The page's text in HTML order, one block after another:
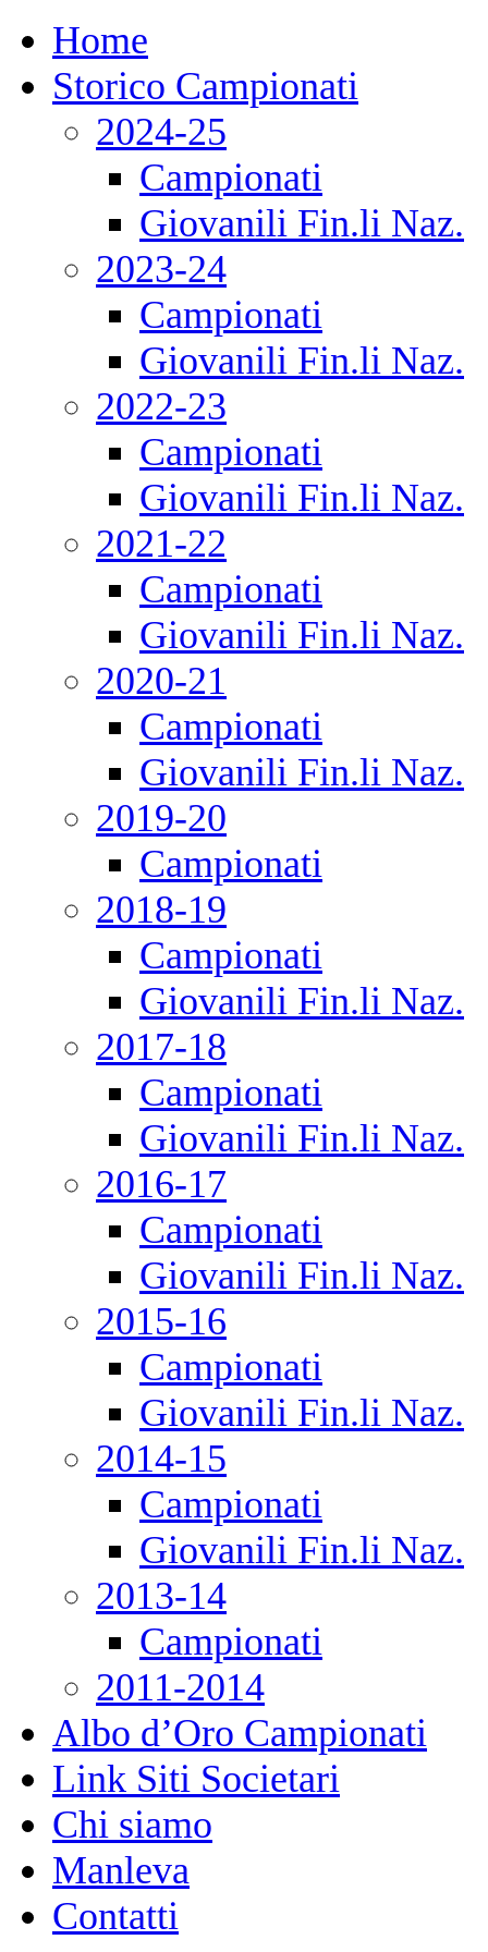
Home
Storico Campionati
2024-25
Campionati
Giovanili Fin.li Naz.
2023-24
Campionati
Giovanili Fin.li Naz.
2022-23
Campionati
Giovanili Fin.li Naz.
2021-22
Campionati
Giovanili Fin.li Naz.
2020-21
Campionati
Giovanili Fin.li Naz.
2019-20
Campionati
2018-19
Campionati
Giovanili Fin.li Naz.
2017-18
Campionati
Giovanili Fin.li Naz.
2016-17
Campionati
Giovanili Fin.li Naz.
2015-16
Campionati
Giovanili Fin.li Naz.
2014-15
Campionati
Giovanili Fin.li Naz.
2013-14
Campionati
2011-2014
Albo d’Oro Campionati
Link Siti Societari
Chi siamo
Manleva
Contatti